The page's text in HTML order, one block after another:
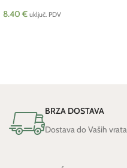
8.40 € uključ. PDV
BRZA DOSTAVA
Dostava do Vaših vrata